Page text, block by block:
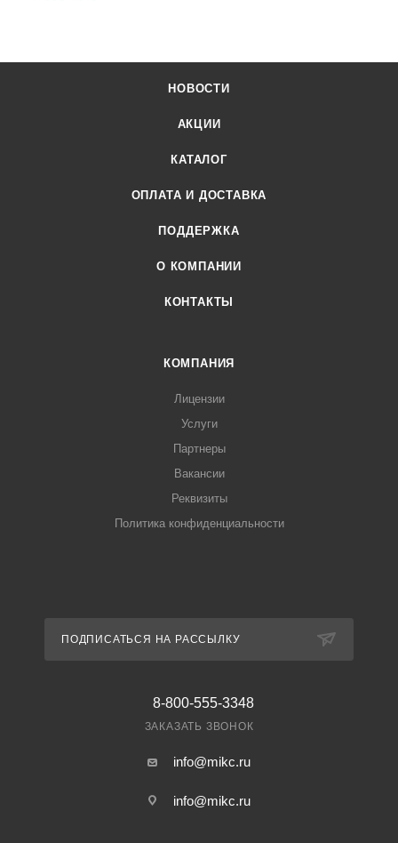
НОВОСТИ
АКЦИИ
КАТАЛОГ
ОПЛАТА И ДОСТАВКА
ПОДДЕРЖКА
О КОМПАНИИ
КОНТАКТЫ
КОМПАНИЯ
Лицензии
Услуги
Партнеры
Вакансии
Реквизиты
Политика конфиденциальности
ПОДПИСАТЬСЯ НА РАССЫЛКУ
8-800-555-3348
ЗАКАЗАТЬ ЗВОНОК
info@mikc.ru
info@mikc.ru